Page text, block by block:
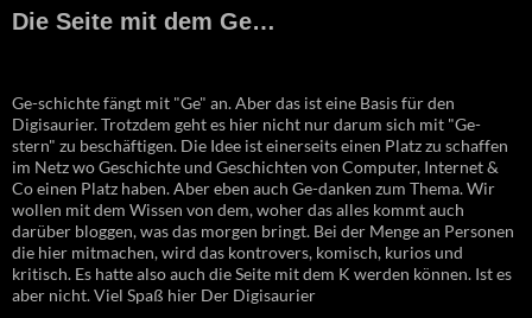
Die Seite mit dem Ge…
Ge-schichte fängt mit "Ge" an. Aber das ist eine Basis für den
Digisaurier. Trotzdem geht es hier nicht nur darum sich mit "Ge-
stern" zu beschäftigen. Die Idee ist einerseits einen Platz zu schaffen
im Netz wo Geschichte und Geschichten von Computer, Internet &
Co einen Platz haben. Aber eben auch Ge-danken zum Thema. Wir
wollen mit dem Wissen von dem, woher das alles kommt auch
darüber bloggen, was das morgen bringt. Bei der Menge an Personen
die hier mitmachen, wird das kontrovers, komisch, kurios und
kritisch. Es hatte also auch die Seite mit dem K werden können. Ist es
aber nicht. Viel Spaß hier Der Digisaurier